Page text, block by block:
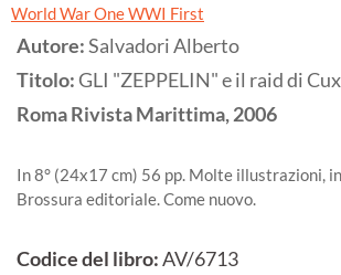
World War One WWI First
Autore:Salvadori Alberto
Titolo:GLI "ZEPPELIN" e il raid di
RomaRivista Marittima,2006
In 8° (24x17 cm) 56 pp. Molte illustrazioni,
Brossura editoriale. Come nuovo.
Codice del libro:AV/6713